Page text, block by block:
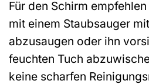
Für den Schirm
mit einem Staubsauger
abzusaugen oder ihn
feuchten Tuch
keine scharfen